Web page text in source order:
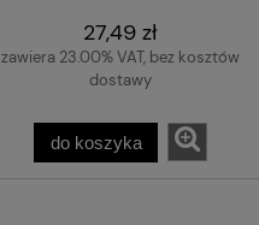
27,49 zł
zawiera 23.00% VAT, bez kosztów
dostawy
do koszyka